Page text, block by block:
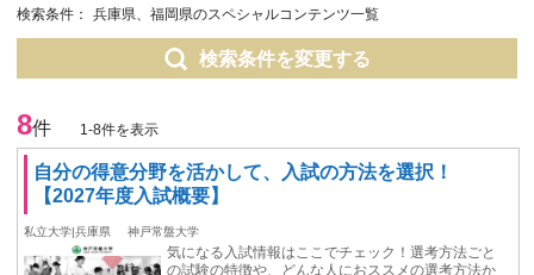
検索条件： 兵庫県、福岡県のスペシャルコンテンツ一覧
検索条件を変更する
8件 1-8件を表示
自分の得意分野を活かして、入試の方法を選択！
【2027年度入試概要】
私立大学|兵庫県 神戸常盤大学
気になる入試情報はここでチェック！選考方法ごと
の試験の特徴や、どんな人におススメの選考方法か